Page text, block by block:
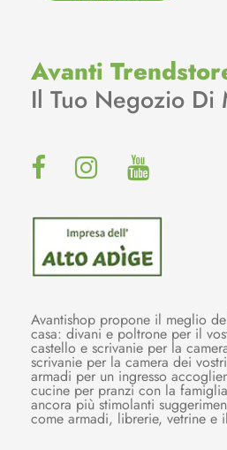
Avanti
Il Tuo Negozio Di
Avantishop propone il meglio
casa: divani e poltrone per il
castello e scrivanie per la
scrivanie per la camera dei
armadi per un ingresso
cucine per pranzi con la
ancora più stimolanti
come armadi, librerie, vetrine e